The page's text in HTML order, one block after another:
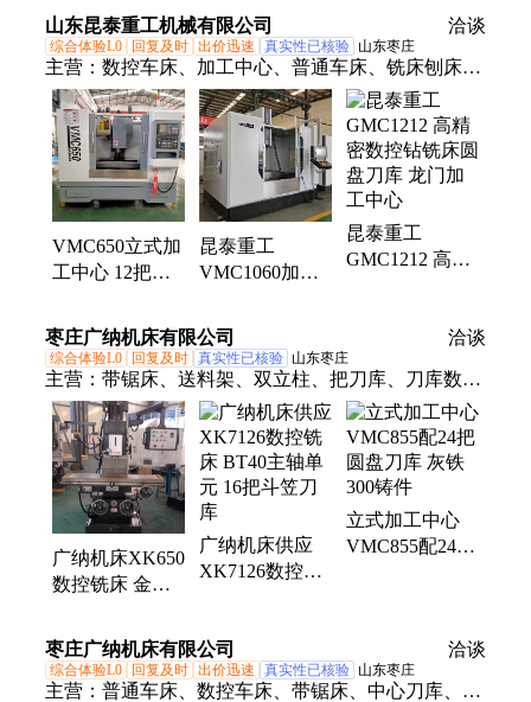
系统设备 聚元
轴承
刀库系统设备
山东昆泰重工机械有限公司 洽谈
综合体验L0 回复及时 出价迅速 真实性已核验 山东枣庄
主营： 数控车床、加工中心、普通车床、铣床刨床、
金属带锯床、牛头刨床、滚齿机、龙门铣床
VMC650立式加
工中心 12把斗
金 三轴线轨
昆泰重工
VMC1060加工
库 重型开粗切
削
昆泰重工
GMC1212 高精
枣庄广纳机床有限公司 洽谈
综合体验L0 回复及时 真实性已核验 山东枣庄
主营： 带锯床、送料架、双立柱、把刀库、刀库数
控、中心刀库、分度头、摇臂钻、第四轴、数控车、
钻铣床、万能铣、中心数控、炮塔铣床、双柱锯床、
角度锯床、机械摇臂、马鞍车床、强力铣床、数控钻
床、铣床数控、四轴数控、钢筋锯床、普通车床、中
捷摇臂
广纳机床XK650
数控铣床 金属
库 操作简单
广纳机床供应
XK7126数控铣
库
立式加工中心
VMC855配24把
枣庄广纳机床有限公司 洽谈
综合体验L0 回复及时 出价迅速 真实性已核验 山东枣庄
主营： 普通车床、数控车床、带锯床、中心刀库、铣